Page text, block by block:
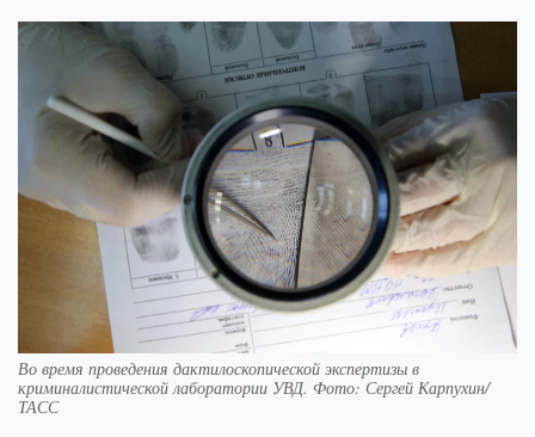
Во время проведения дактилоскопической экспертизы в
криминалистической лаборатории УВД. Фото: Сергей Карпухин/
ТАСС